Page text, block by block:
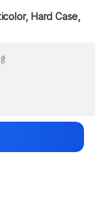
Hard Case,